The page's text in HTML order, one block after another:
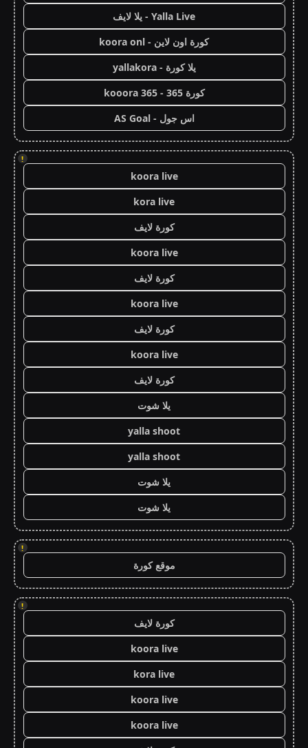
Yalla Live - يلا لايف
كورة اون لاين - koora onl
يلا كورة - yallakora
كورة 365 - kooora 365
اس جول - AS Goal
!
koora live
kora live
كورة لايف
koora live
كورة لايف
koora live
كورة لايف
koora live
كورة لايف
يلا شوت
yalla shoot
yalla shoot
يلا شوت
يلا شوت
!
موقع كورة
!
كورة لايف
koora live
kora live
koora live
koora live